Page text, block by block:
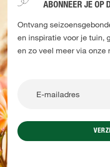
ABONNEER JE OP
Ontvang
en inspiratie voor je tuin,
en zo veel meer via onze